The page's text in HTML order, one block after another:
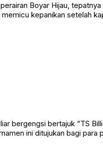
Boyar Hijau,
kepanikan setelah
bergengsi bertajuk “TS
ini ditujukan bagi para